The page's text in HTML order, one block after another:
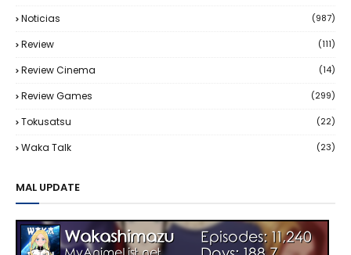
Noticias (987)
Review (111)
Review Cinema (14)
Review Games (299)
Tokusatsu (22)
Waka Talk (23)
MAL UPDATE